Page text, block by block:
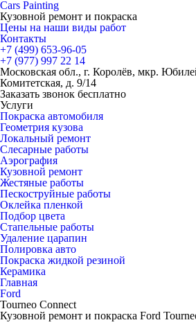
Cars Painting
Кузовной ремонт и покраска
Цены на наши виды работ
Контакты
+7 (499) 653-96-05
+7 (977) 997 22 14
Московская обл., г. Королёв, мкр.
Комитетская, д. 9/14
Заказать звонок бесплатно
Услуги
Покраска автомобиля
Геометрия кузова
Локальный ремонт
Слесарные работы
Аэрография
Кузовной ремонт
Жестяные работы
Пескоструйные работы
Оклейка пленкой
Подбор цвета
Стапельные работы
Удаление царапин
Полировка авто
Покраска жидкой резиной
Керамика
Главная
Ford
Tourneo Connect
Кузовной ремонт и покраска Ford